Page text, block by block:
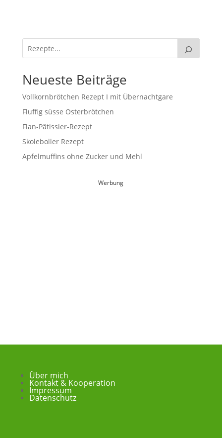
Neueste Beiträge
Vollkornbrötchen Rezept I mit Übernachtgare
Fluffig süsse Osterbrötchen
Flan-Pâtissier-Rezept
Skoleboller Rezept
Apfelmuffins ohne Zucker und Mehl
Werbung
Über mich
Kontakt & Kooperation
Impressum
Datenschutz